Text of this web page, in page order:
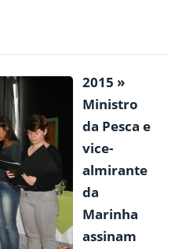
2015 »
Ministro
da Pesca e
vice-
almirante
da
Marinha
assinam